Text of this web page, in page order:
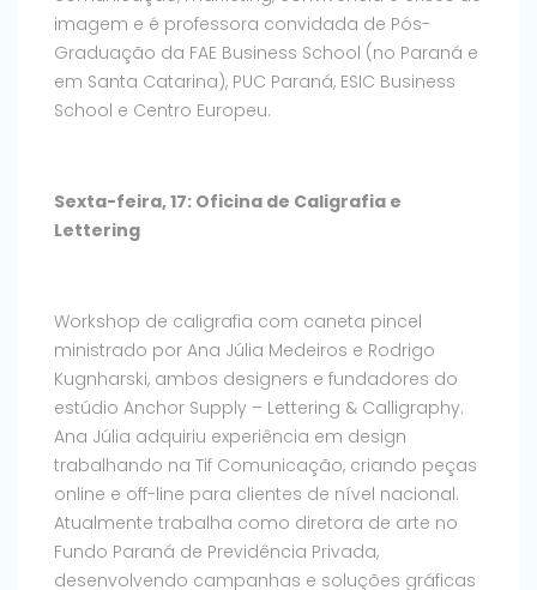
imagem e é professora convidada de Pós-
Graduação da FAE Business School (no Paraná e
em Santa Catarina), PUC Paraná, ESIC Business
School e Centro Europeu.
Sexta-feira, 17: Oficina de Caligrafia e
Lettering
Workshop de caligrafia com caneta pincel
ministrado por Ana Júlia Medeiros e Rodrigo
Kugnharski, ambos designers e fundadores do
estúdio Anchor Supply – Lettering & Calligraphy.
Ana Júlia adquiriu experiência em design
trabalhando na Tif Comunicação, criando peças
online e off-line para clientes de nível nacional.
Atualmente trabalha como diretora de arte no
Fundo Paraná de Previdência Privada,
desenvolvendo campanhas e soluções gráficas